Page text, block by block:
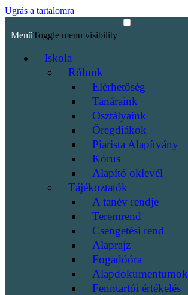
Ugrás a tartalomra
MenüToggle menu visibility
Iskola
Rólunk
Elérhetőség
Tanáraink
Osztályaink
Öregdiákok
Piarista Alapítvány
Kórus
Alapító oklevél
Tájékoztatók
A tanév rendje
Teremrend
Csengetési rend
Alaprajz
Fogadóóra
Alapdokumentumok
Fenntartói értékelés